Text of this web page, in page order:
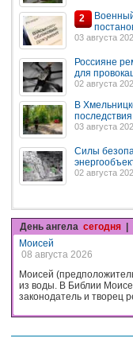
2
03 августа
Россияне
для
02 августа
В
03 августа
Силы
02 августа
День ангела сегодня |
Моисей
08 августа 2026
Моисей
из воды. В Библии
законодатель и творец